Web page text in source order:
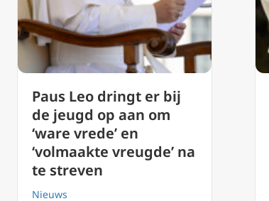
Paus Leo dringt er bij
de jeugd op aan om
‘ware vrede’ en
‘volmaakte vreugde’ na
te streven
Nieuws